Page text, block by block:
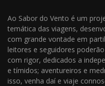
Ao Sabor do Vento é um
temática das viagens,
com grande vontade em
leitores e seguidores
com rigor, dedicados a
e tímidos; aventureiros e
isso, venha daí e viaje